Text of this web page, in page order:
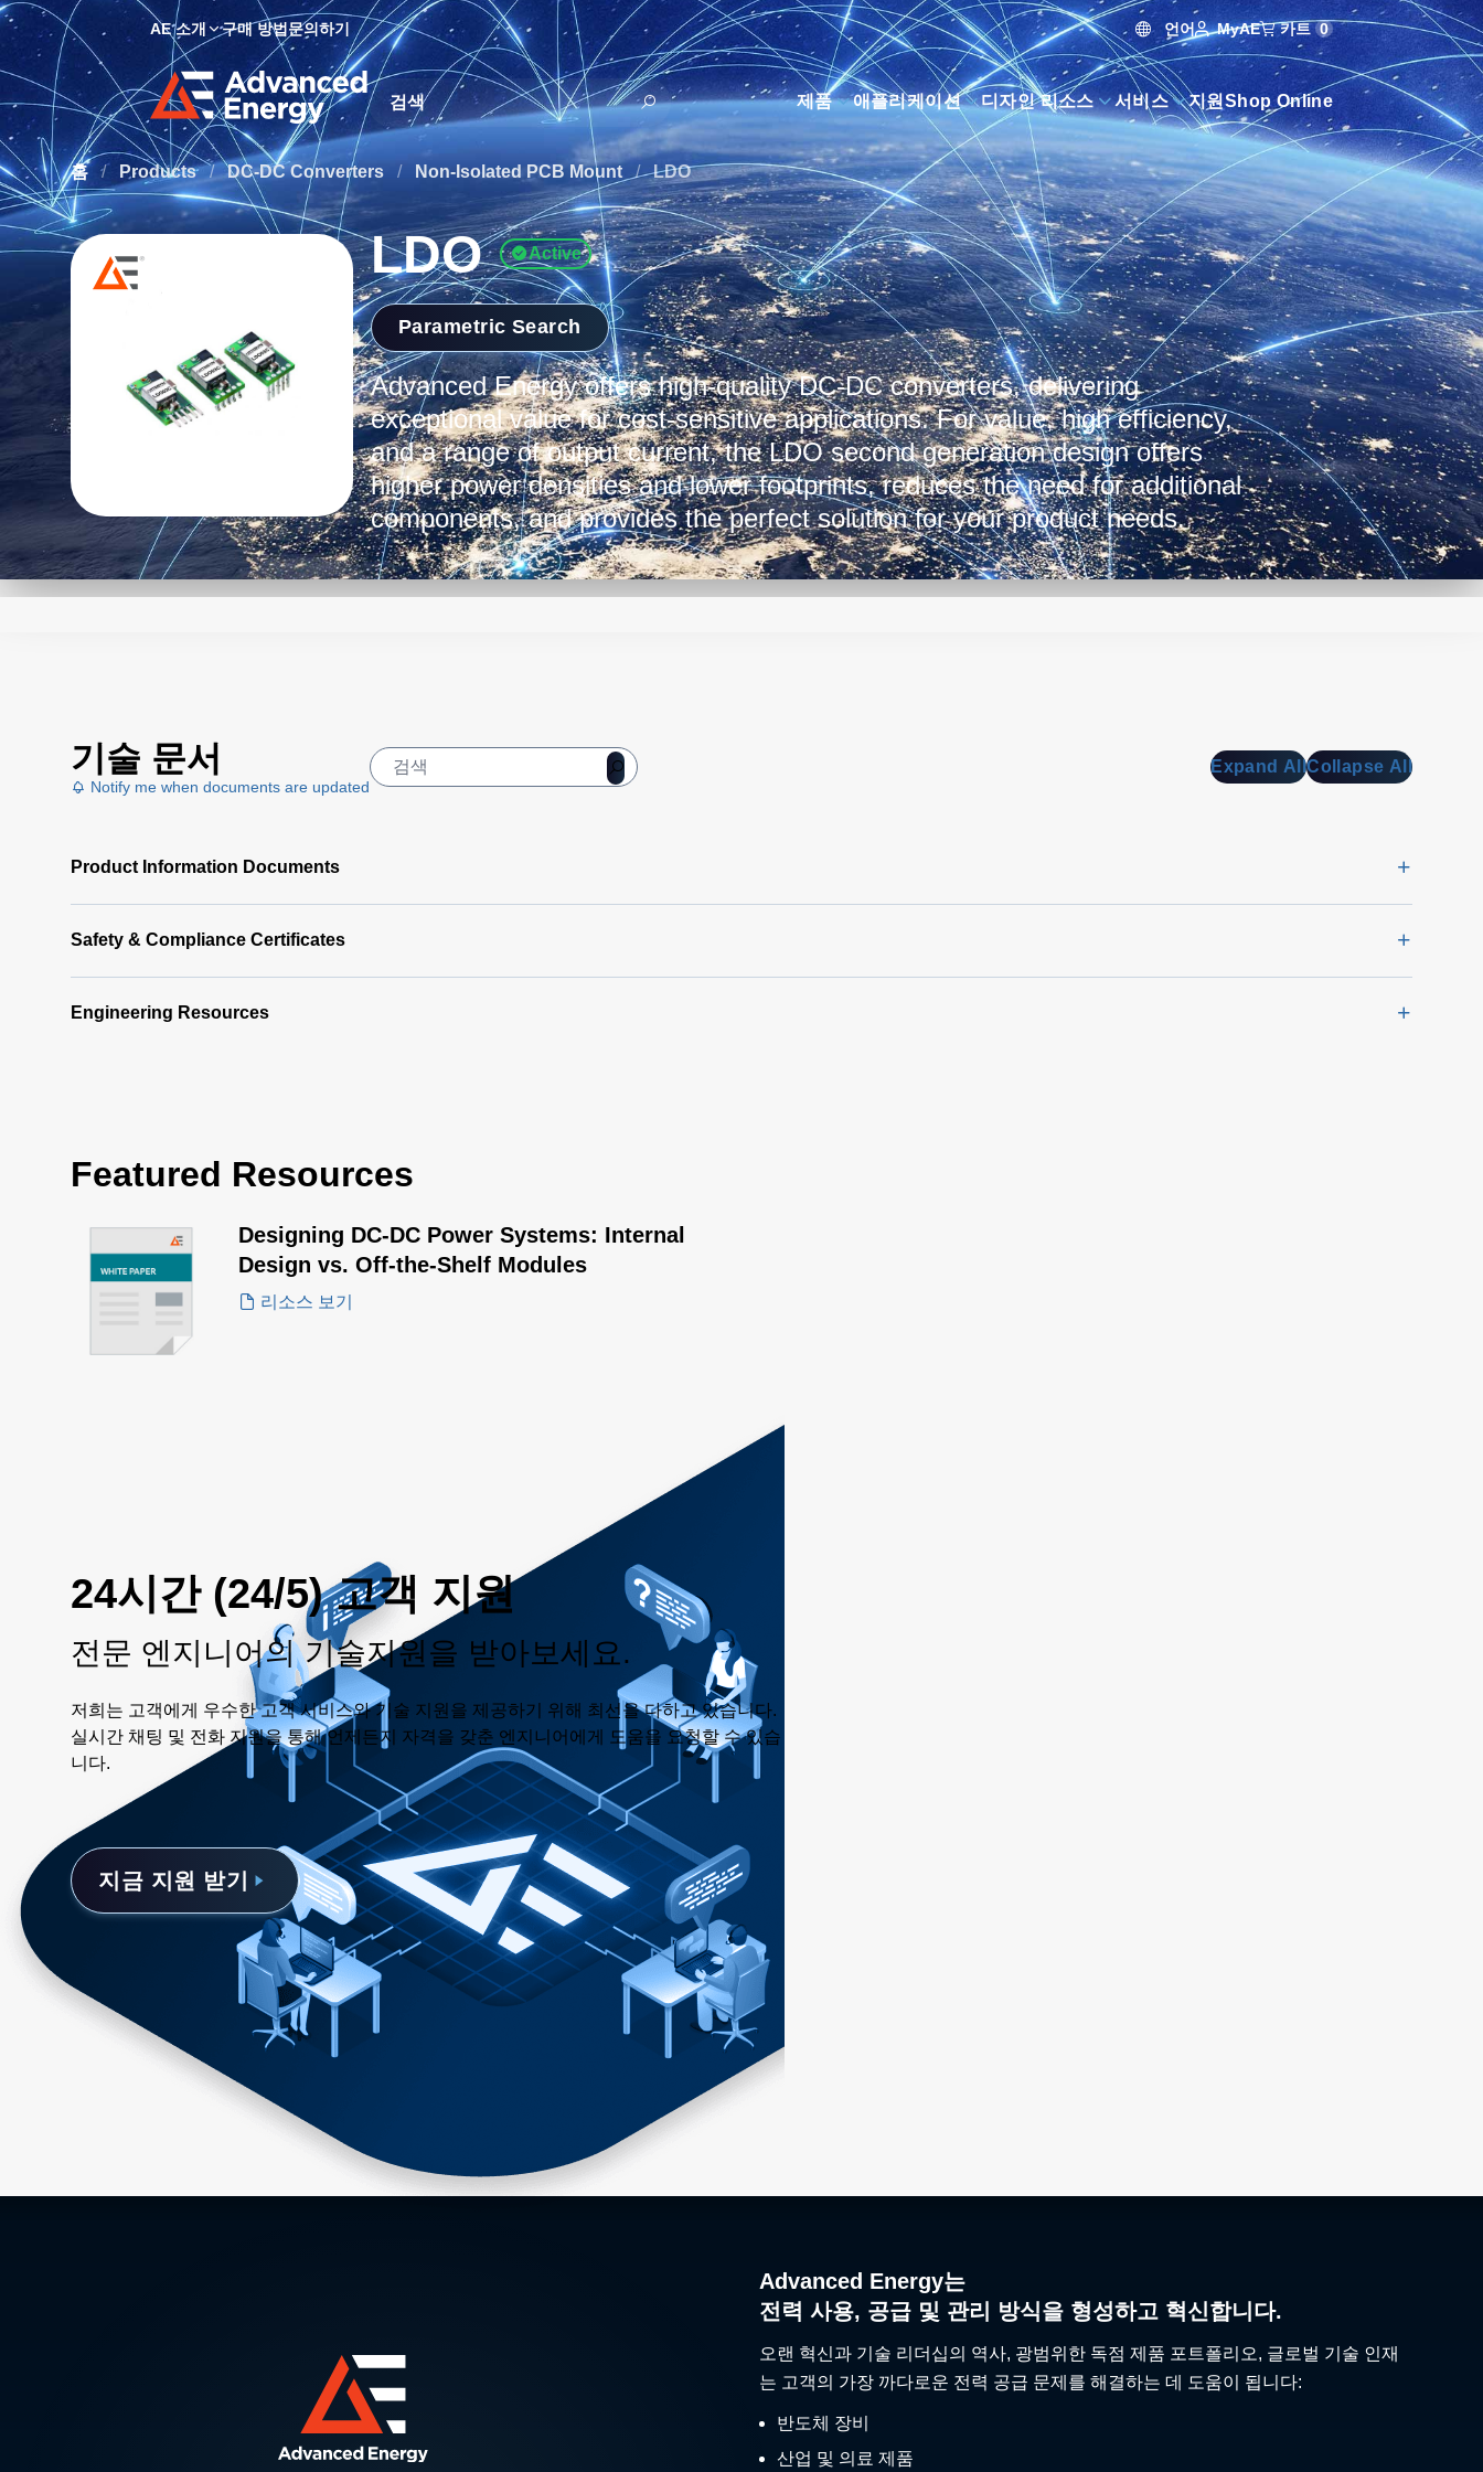
AE 소개 구매 방법문의하기 언어 MyAE 카트 0
Site Search
제품 애플리케이션 디자인 리소스 서비스 지원 Shop Online
홈 / Products / DC-DC Converters / Non-Isolated PCB Mount / LDO
LDO Active
Parametric Search
Advanced Energy offers high-quality DC-DC converters, delivering
exceptional value for cost-sensitive applications. For value, high efficiency,
and a range of output current, the LDO second generation design offers
higher power densities and lower footprints, reduces the need for additional
components, and provides the perfect solution for your product needs.
기술 문서
Notify me when documents are updated
Expand AllCollapse All
Product Information Documents
Safety & Compliance Certificates
Engineering Resources
Featured Resources
Designing DC-DC Power Systems: Internal
Design vs. Off-the-Shelf Modules
리소스 보기
24시간 (24/5) 고객 지원
전문 엔지니어의 기술지원을 받아보세요.
저희는 고객에게 우수한 고객 서비스와 기술 지원을 제공하기 위해 최선을 다하고 있습니다.
실시간 채팅 및 전화 지원을 통해 언제든지 자격을 갖춘 엔지니어에게 도움을 요청할 수 있습
니다.
지금 지원 받기
Advanced Energy는
전력 사용, 공급 및 관리 방식을 형성하고 혁신합니다.
오랜 혁신과 기술 리더십의 역사, 광범위한 독점 제품 포트폴리오, 글로벌 기술 인재
는 고객의 가장 까다로운 전력 공급 문제를 해결하는 데 도움이 됩니다:
반도체 장비
산업 및 의료 제품